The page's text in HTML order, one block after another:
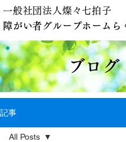
一般社団法人燦々七拍子
障がい者グループホームら
ブログ
記事
All Posts